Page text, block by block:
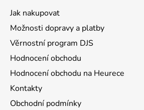
Jak nakupovat
Možnosti dopravy a platby
Věrnostní program DJS
Hodnocení obchodu
Hodnocení obchodu na Heurece
Kontakty
Obchodní podmínky